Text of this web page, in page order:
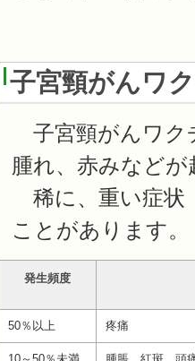
子宮頸がんワ
子宮頸がんワク
腫れ、赤みなど
稀に、重い症状
ことがあります。
発生頻度
50％以上 疼痛